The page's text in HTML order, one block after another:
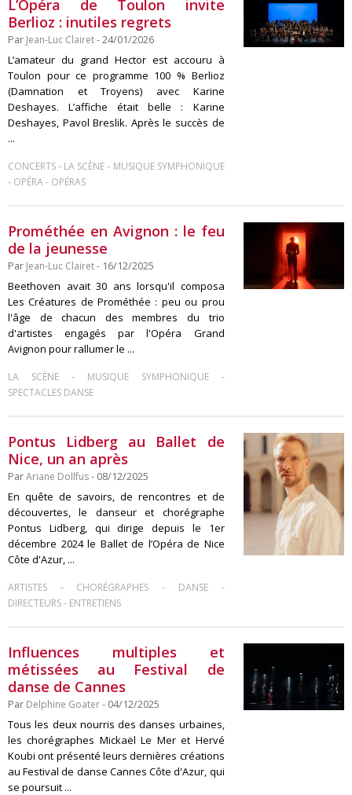
L’Opéra de Toulon invite
Berlioz : inutiles regrets
Par Jean-Luc Clairet- 24/01/2026
L’amateur du grand Hector est accouru à
Toulon pour ce programme 100 % Berlioz
(Damnation et Troyens) avec Karine
Deshayes. L’affiche était belle : Karine
Deshayes, Pavol Breslik. Après le succès de
...
CONCERTS- LA SCÈNE- MUSIQUE SYMPHONIQUE
- OPÉRA- OPÉRAS
Prométhée en Avignon : le feu
de la jeunesse
Par Jean-Luc Clairet- 16/12/2025
Beethoven avait 30 ans lorsqu'il composa
Les Créatures de Prométhée : peu ou prou
l'âge de chacun des membres du trio
d'artistes engagés par l'Opéra Grand
Avignon pour rallumer le ...
LA SCÈNE- MUSIQUE SYMPHONIQUE-
SPECTACLES DANSE
Pontus Lidberg au Ballet de
Nice, un an après
ParAriane Dollfus- 08/12/2025
En quête de savoirs, de rencontres et de
découvertes, le danseur et chorégraphe
Pontus Lidberg, qui dirige depuis le 1er
décembre 2024 le Ballet de l’Opéra de Nice
Côte d'Azur, ...
ARTISTES - CHORÉGRAPHES - DANSE -
DIRECTEURS- ENTRETIENS
Influences multiples et
métissées au Festival de
danse de Cannes
Par Delphine Goater- 04/12/2025
Tous les deux nourris des danses urbaines,
les chorégraphes Mickaël Le Mer et Hervé
Koubi ont présenté leurs dernières créations
au Festival de danse Cannes Côte d'Azur, qui
se poursuit ...